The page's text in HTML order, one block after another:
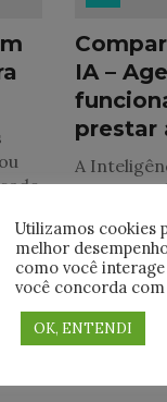
IA –
prestar
A
que
de IA —
Utilizamos cookies
melhor
como você
você concorda
OK, ENTENDI